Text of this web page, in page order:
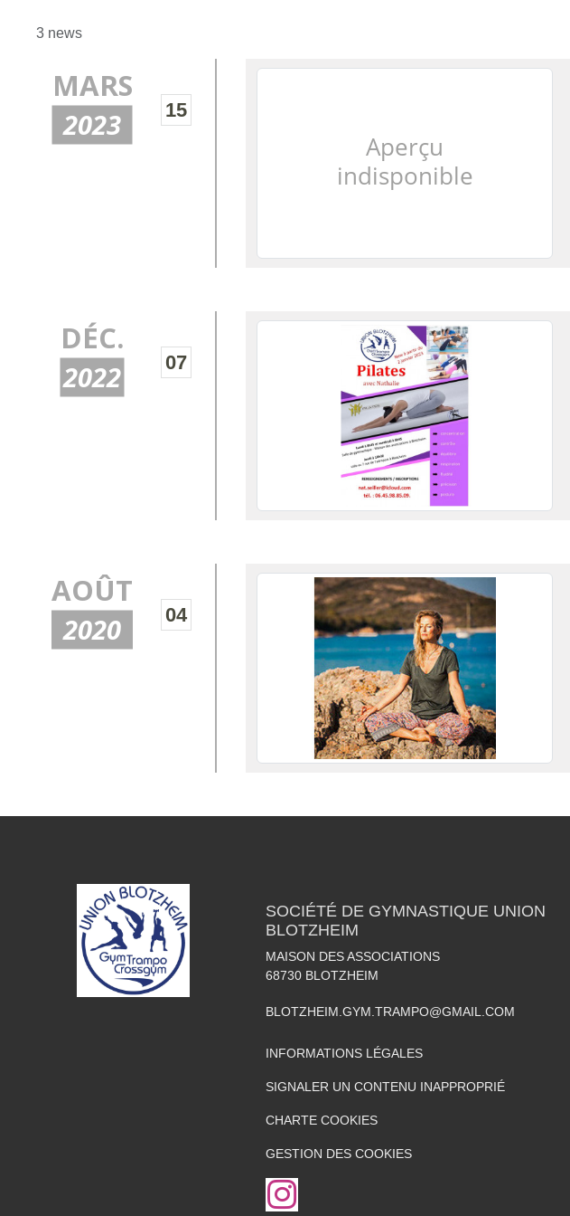
3 news
MARS
2023 15
DÉC.
2022 07
AOÛT
2020 04
SOCIÉTÉ DE GYMNASTIQUE UNION
BLOTZHEIM
MAISON DES ASSOCIATIONS
68730 BLOTZHEIM
BLOTZHEIM.GYM.TRAMPO@GMAIL.COM
INFORMATIONS LÉGALES
SIGNALER UN CONTENU INAPPROPRIÉ
CHARTE COOKIES
GESTION DES COOKIES